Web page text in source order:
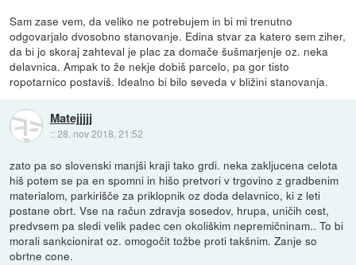
Sam zase vem, da veliko ne potrebujem in bi mi trenutno
odgovarjalo dvosobno stanovanje. Edina stvar za katero sem ziher,
da bi jo skoraj zahteval je plac za domače šušmarjenje oz. neka
delavnica. Ampak to že nekje dobiš parcelo, pa gor tisto
ropotarnico postaviš. Idealno bi bilo seveda v bližini stanovanja.
Matejjjjj
::28. nov 2018, 21:52
zato pa so slovenski manjši kraji tako grdi. neka zakljucena celota
hiš potem se pa en spomni in hišo pretvori v trgovino z gradbenim
materialom, parkirišče za priklopnik oz doda delavnico, ki z leti
postane obrt. Vse na račun zdravja sosedov, hrupa, uničih cest,
predvsem pa sledi velik padec cen okoliškim nepremičninam.. To bi
morali sankcionirat oz. omogočit tožbe proti takšnim. Zanje so
obrtne cone.